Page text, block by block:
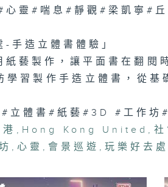
心靈#喘息#靜觀#梁凱寧#丘
-手造立體書體驗」
紙藝製作，讓平面書在翻閱
學習製作手造立體書，從
立體書#紙藝#3D #工作坊
, Hong Kong United , 社
, 心靈 ,會景巡遊 ,玩樂好去處